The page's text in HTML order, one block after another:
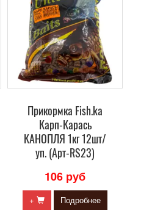
Прикормка Fish.ka
Карп-Карась
КАНОПЛЯ 1кг 12шт/
уп. (Арт-RS23)
106 руб
+ Подробнее